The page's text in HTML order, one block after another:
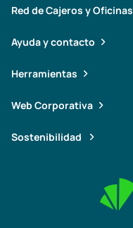
Red de Cajeros y Oficinas
Ayuda y contacto
Herramientas
Web Corporativa
Sostenibilidad